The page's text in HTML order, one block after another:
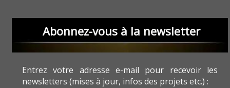
Abonnez-vous à la newsletter
Entrez votre adresse e-mail pour recevoir les
newsletters (mises à jour, infos des projets etc.) :